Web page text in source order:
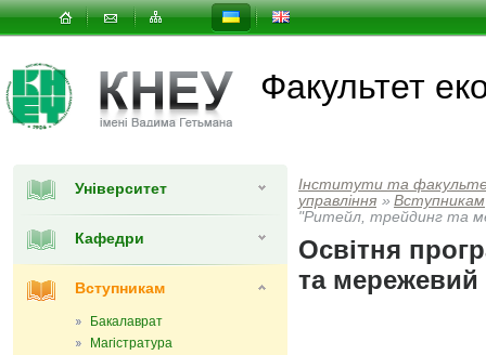
Факультет
Університет
Кафедри
Вступникам
Бакалаврат
Магістратура
Інститути та
управлiння » Вступникам
"Ритейл, трейдинг та
Освітня
та мережевий